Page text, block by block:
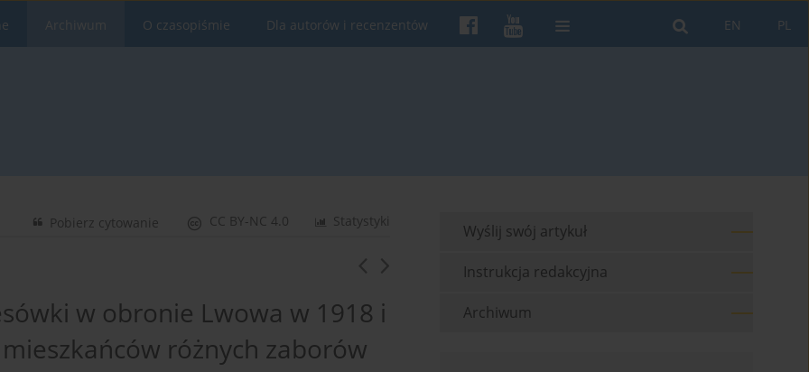
PL
EN
Archiwum O czasopiśmie Dla autorów i recenzentów
Statystyki
CC BY-NC 4.0
Pobierz cytowanie
w obronie Lwowa w 1918 i
różnych zaborów
Wyślij swój artykuł
Instrukcja redakcyjna
Archiwum